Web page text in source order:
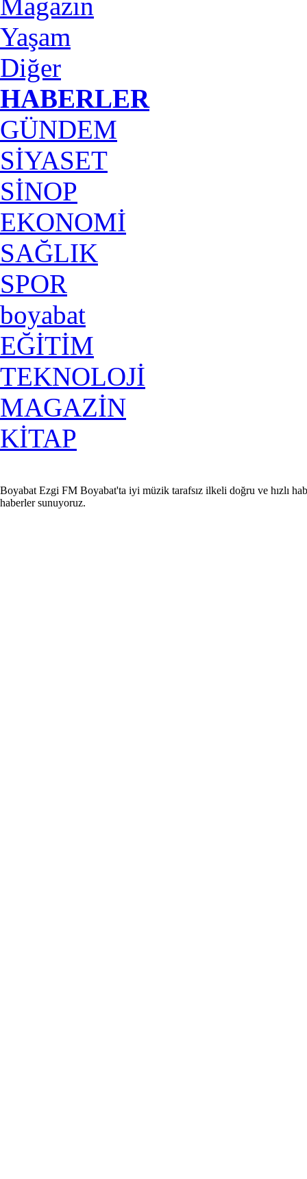
Yaşam
Diğer
HABERLER
GÜNDEM
SİYASET
SİNOP
EKONOMİ
SAĞLIK
SPOR
boyabat
EĞİTİM
TEKNOLOJİ
MAGAZİN
KİTAP
Boyabat Ezgi FM Boyabat'ta iyi müzik tarafsız ilkeli doğru ve hızlı
haberler sunuyoruz.